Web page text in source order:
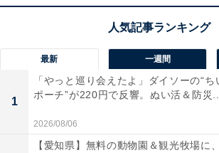
最新 一週間
1
「やっと巡り会えたよ」ダイソーの“ち
ポーチ”が220円で反響。ぬい活＆防災
2026/08/06
【愛知県】無料の動物園＆観光牧場に